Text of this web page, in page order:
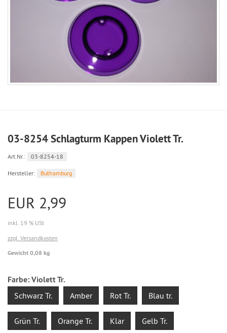
03-8254 Schlagturm Kappen Violett Tr.
Art.Nr.: 03-8254-18
Hersteller: Buthamburg
EUR 2,99
inkl. 19 % USt
zzgl. Versandkosten
Gewicht 0,08 kg
Farbe:Violett Tr.
Schwarz Tr. Amber Rot Tr. Blau tr.
Grün Tr. Orange Tr. Klar Gelb Tr.